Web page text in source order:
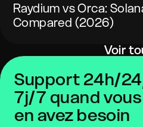
Raydium vs Orca:
Compared (2026)
Voir
Support 24h/
7j/7 quand vous
en avez besoin